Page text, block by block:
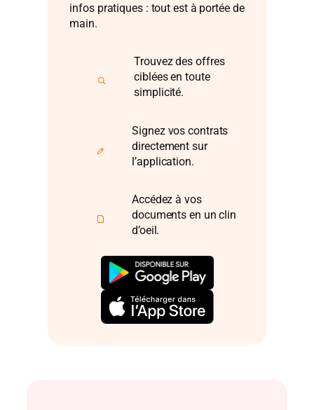
infos pratiques : tout est à portée de
main.
Trouvez des offres
ciblées en toute
simplicité.
Signez vos contrats
directement sur
l’application.
Accédez à vos
documents en un clin
d’oeil.